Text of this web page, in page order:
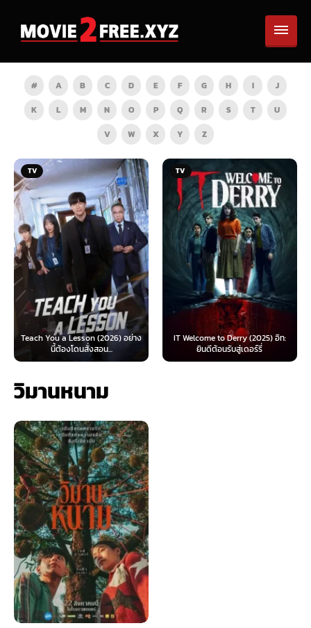
# A B C D E F G H I
J
K
L M N O P Q R S T
U
V
W X Y Z
Lesson (2026) อย่าง
TV
IT Welcome to Derry (2025) อิท:
ยินดีต้อนรับสู่เดอร์รี่
Beyond
วิมานหนาม